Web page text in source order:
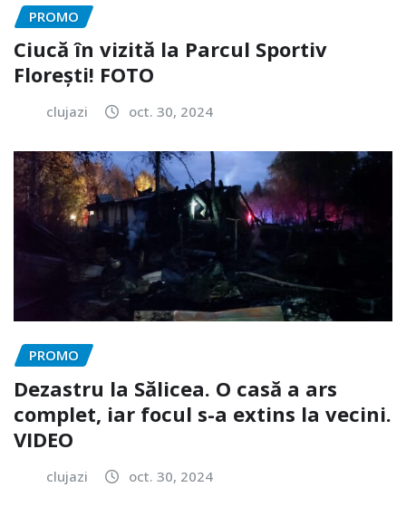
PROMO
Ciucă în vizită la Parcul Sportiv
Florești! FOTO
clujazi oct. 30, 2024
PROMO
Dezastru la Sălicea. O casă a ars
complet, iar focul s-a extins la vecini.
VIDEO
clujazi oct. 30, 2024